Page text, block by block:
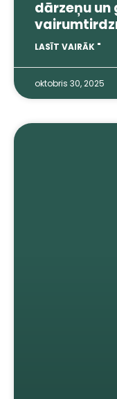
dārzeņu
LASĪT VAIRĀK "
oktobris 30, 2025